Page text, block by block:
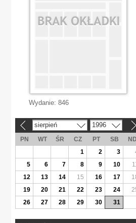
Wydanie: 846
sierpień 1996
PN WT ŚR CZ PT SB
ND
1
2 3
5
6 7 8 9 10
12
13 14 15 16 17
19
20 21 22 23 24
26
27 28 29 30 31